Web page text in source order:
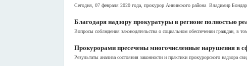
Сегодня, 07 февраля 2020 года, прокурор Аннинского района Владимир
Благодаря надзору прокуратуры в регионе полностью
Вопросы соблюдения законодательства о социальном обеспечении граждан, в
Прокурорами пресечены многочисленные нарушения в
Результаты анализа состояния законности и практики прокурорского